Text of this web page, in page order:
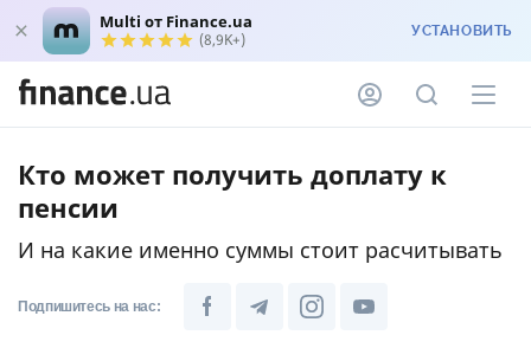
Multi от Finance.ua
(8,9K+) УСТАНОВИТЬ
Кто может получить доплату к
пенсии
И на какие именно суммы стоит расчитывать
Подпишитесь на нас: